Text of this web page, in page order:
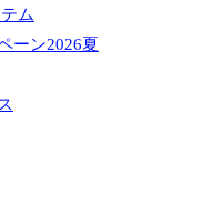
ム
ーン2026夏